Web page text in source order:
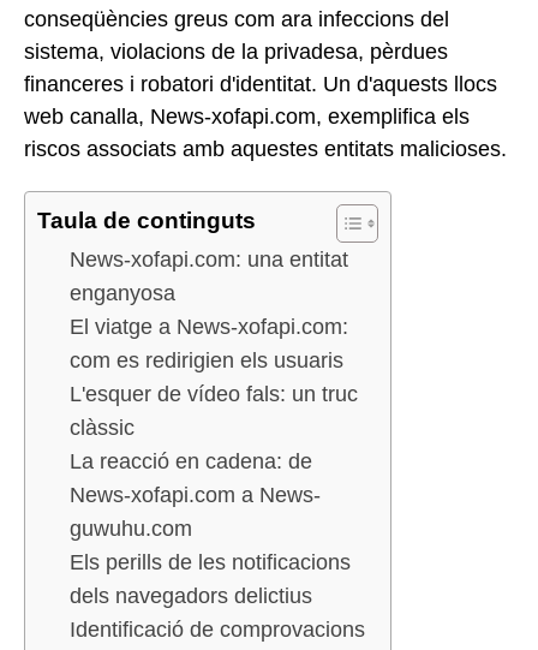
conseqüències greus com ara infeccions del
sistema, violacions de la privadesa, pèrdues
financeres i robatori d'identitat. Un d'aquests llocs
web canalla, News-xofapi.com, exemplifica els
riscos associats amb aquestes entitats malicioses.
Taula de continguts
News-xofapi.com: una entitat
enganyosa
El viatge a News-xofapi.com:
com es redirigien els usuaris
L'esquer de vídeo fals: un truc
clàssic
La reacció en cadena: de
News-xofapi.com a News-
guwuhu.com
Els perills de les notificacions
dels navegadors delictius
Identificació de comprovacions